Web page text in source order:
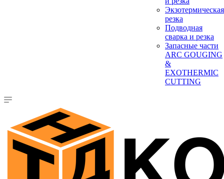
Экзотермическая
резка
Подводная
сварка и резка
Запасные части
ARC GOUGING
&
EXOTHERMIC
CUTTING